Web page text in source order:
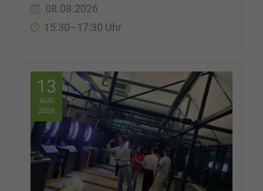
08.08.2026
15:30–17:30 Uhr
13
AUG
2026